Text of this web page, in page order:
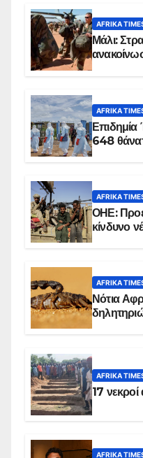
AFRIKA
Μάλι:
AFRIKA
648
AFRIKA
ΟΗΕ:
κίνδυνο
AFRIKA
Νότια
AFRIKA
17 νεκροί
AFRIKA